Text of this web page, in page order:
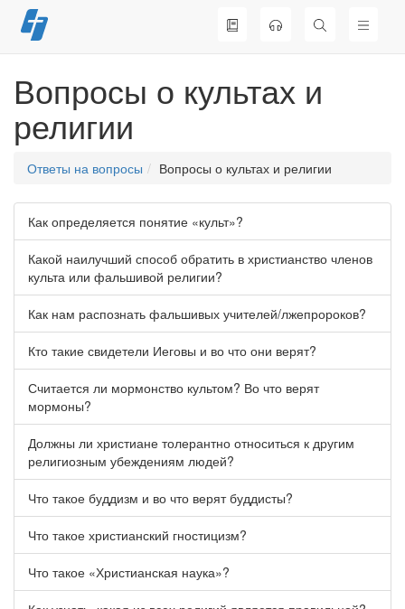
Перейти
к
Вопросы о культах и
религии
Ответы на вопросы Вопросы о культах и религии
Как определяется понятие «культ»?
Какой наилучший способ обратить в христианство членов
культа или фальшивой религии?
Как нам распознать фальшивых учителей/лжепророков?
Кто такие свидетели Иеговы и во что они верят?
Считается ли мормонство культом? Во что верят
мормоны?
Должны ли христиане толерантно относиться к другим
религиозным убеждениям людей?
Что такое буддизм и во что верят буддисты?
Что такое христианский гностицизм?
Что такое «Христианская наука»?